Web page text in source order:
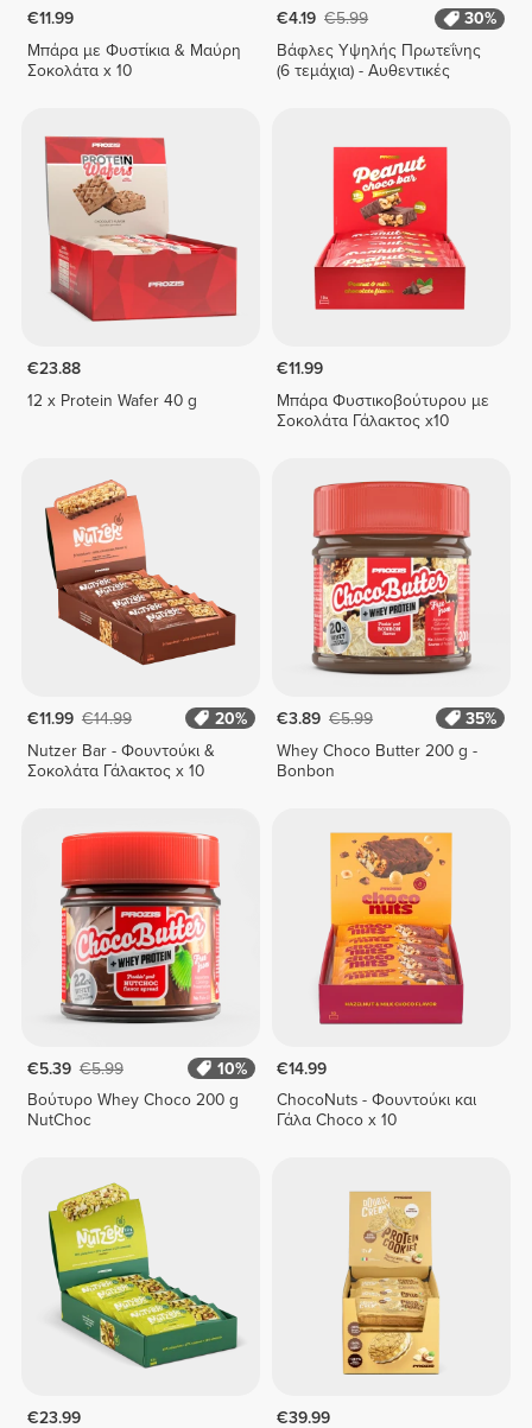
€11.99
Μπάρα με Φυστίκια & Μαύρη
Σοκολάτα x 10
€4.19 €5.99
30%
Βάφλες Υψηλής Πρωτεΐνης
(6 τεμάχια) - Αυθεντικές
€23.88
12 x Protein Wafer 40 g
€11.99
Μπάρα Φυστικοβούτυρου με
Σοκολάτα Γάλακτος x10
€11.99 €14.99
20%
Nutzer Bar - Φουντούκι &
Σοκολάτα Γάλακτος x 10
€3.89 €5.99
35%
Whey Choco Butter 200 g -
Bonbon
€5.39 €5.99
10%
Βούτυρο Whey Choco 200 g
NutChoc
€14.99
ChocoNuts - Φουντούκι και
Γάλα Choco x 10
€23.99 €39.99